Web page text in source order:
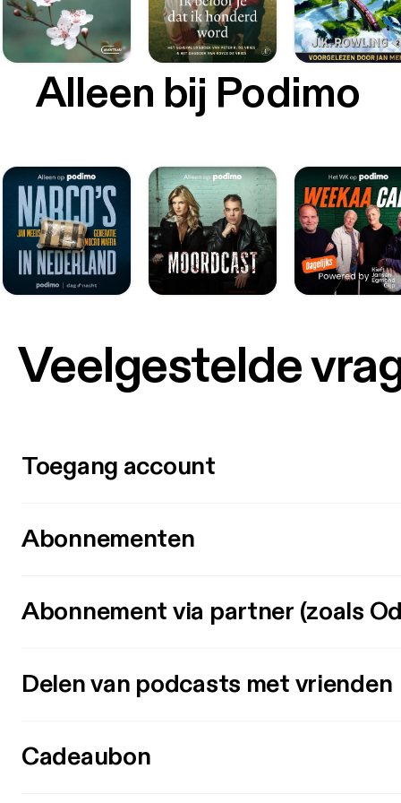
Alleen bij Podimo
Veelgestelde
Toegang account
Abonnementen
Abonnement via partner (zoals
Delen van podcasts met vrienden
Cadeaubon